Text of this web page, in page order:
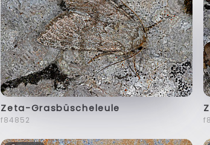
Zeta-Grasbüscheleule
f84852